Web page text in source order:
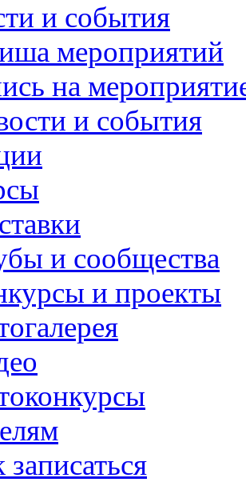
и события
мероприятий
на
и события
и сообщества
и проекты
записаться